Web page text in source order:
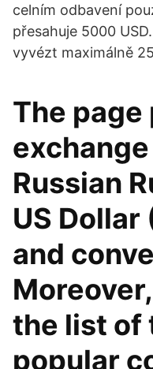
celním odbavení
přesahuje 5000
vyvézt maximálně
The
Russian
US Dollar
and
the list of
popular